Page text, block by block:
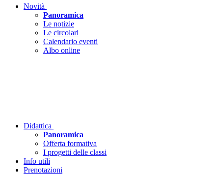
Novità
Panoramica
Le notizie
Le circolari
Calendario eventi
Albo online
Didattica
Panoramica
Offerta formativa
I progetti delle classi
Info utili
Prenotazioni